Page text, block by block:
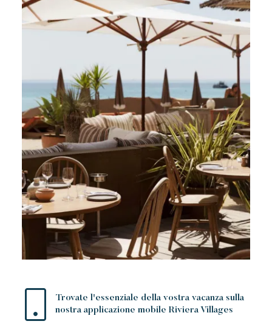
Trovate l'essenziale della vostra vacanza sulla
nostra applicazione mobile Riviera Villages